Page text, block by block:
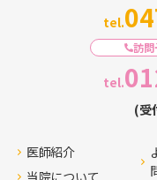
tel.
訪問
tel.
(受
医師紹介
当院について